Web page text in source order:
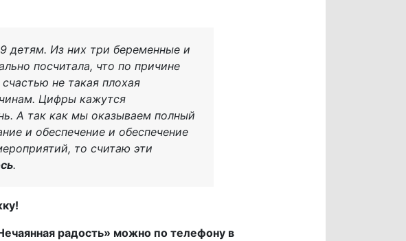
детям. Из них три беременные и
посчитала, что по причине
не такая плохая
Цифры кажутся
А так как мы оказываем полный
и обеспечение и обеспечение
то считаю эти
.
радость» можно по телефону в